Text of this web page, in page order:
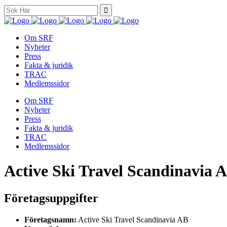
Search
for:
Om SRF
Nyheter
Press
Fakta & juridik
TRAC
Medlemssidor
Om SRF
Nyheter
Press
Fakta & juridik
TRAC
Medlemssidor
Active Ski Travel Scandinavia
Företagsuppgifter
Företagsnamn: Active Ski Travel Scandinavia AB